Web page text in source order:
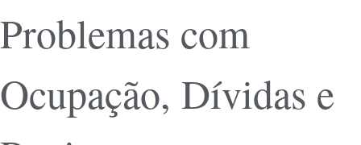
Problemas com
Ocupação, Dívidas e